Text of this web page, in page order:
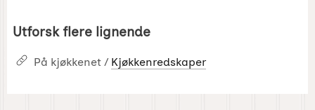
Utforsk flere lignende
På kjøkkenet / Kjøkkenredskaper